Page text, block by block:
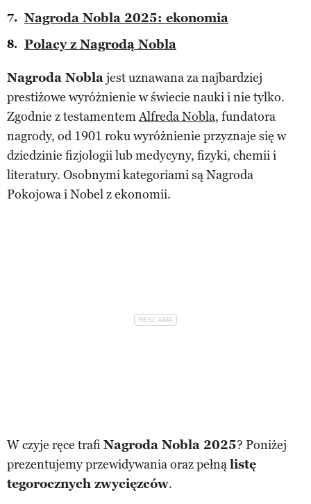
Nagroda Nobla 2025: ekonomia
Polacy z Nagrodą Nobla
Nagroda Noblajest uznawana za najbardziej
prestiżowe wyróżnienie w świecie nauki i nie tylko.
Zgodnie z testamentemAlfreda Nobla, fundatora
nagrody, od 1901 roku wyróżnienie przyznaje się w
dziedzinie fizjologii lub medycyny, fizyki, chemii i
literatury. Osobnymi kategoriami są Nagroda
Pokojowa i Nobel z ekonomii.
W czyje ręce trafi Nagroda Nobla 2025? Poniżej
prezentujemy przewidywania oraz pełnąlistę
tegorocznych zwycięzców.